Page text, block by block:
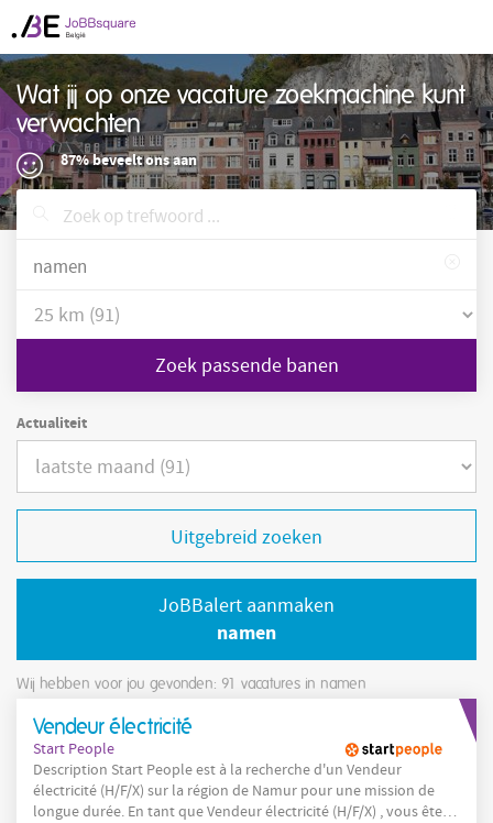
Wat jij op onze vacature zoekmachine kunt
verwachten
87% beveelt ons aan
Zoek passende banen
Actualiteit
Uitgebreid zoeken
JoBBalert aanmaken
namen
Wij hebben voor jou gevonden: 91 vacatures in namen
Vendeur électricité
Start People
Description Start People est à la recherche d'un Vendeur
électricité (H/F/X) sur la région de Namur pour une mission de
longue durée. En tant que Vendeur électricité (H/F/X) , vous êtes